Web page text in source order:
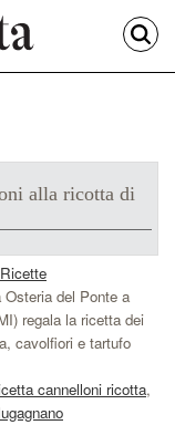
alla ricotta di
Osteria del Ponte a
regala la ricetta dei
cavolfiori e tartufo
cannelloni ricotta,